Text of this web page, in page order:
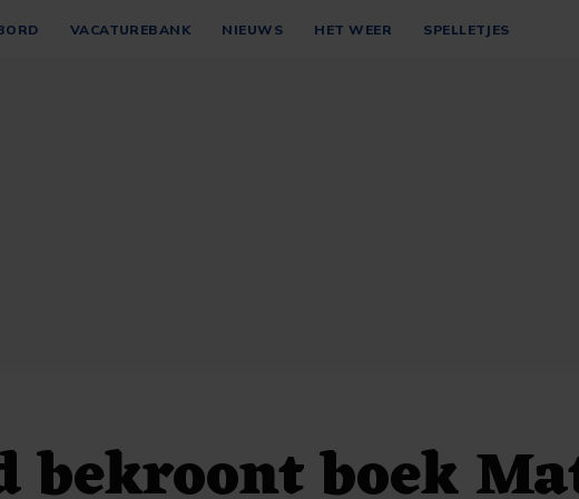
VACATUREBANK NIEUWS HET WEER SPELLETJES